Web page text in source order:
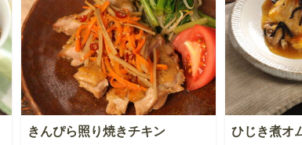
きんぴら照り焼きチキン ひじき煮オ